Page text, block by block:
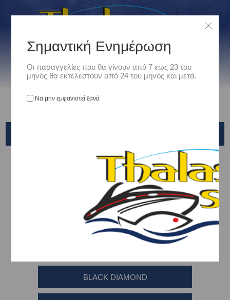
ΚΑΛΑΜΙΑ ΨΑΡΕΜΑΤΟΣ Eging
MAJORCRAFT
KALI KUNNAN
BLACK DIAMOND
Σημαντική Ενημέρωση
Οι παραγγελίες που θα γίνουν από 7 εως 23 του
μηνός θα εκτελεστούν από 24 του μηνός και μετά.
Να μην εμφανιστεί ξανά